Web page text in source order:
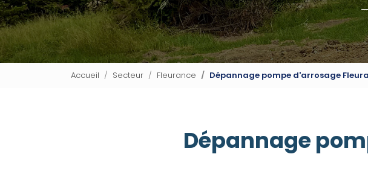
Accueil Secteur Fleurance Dépannage pompe d'arrosage
Dépannage